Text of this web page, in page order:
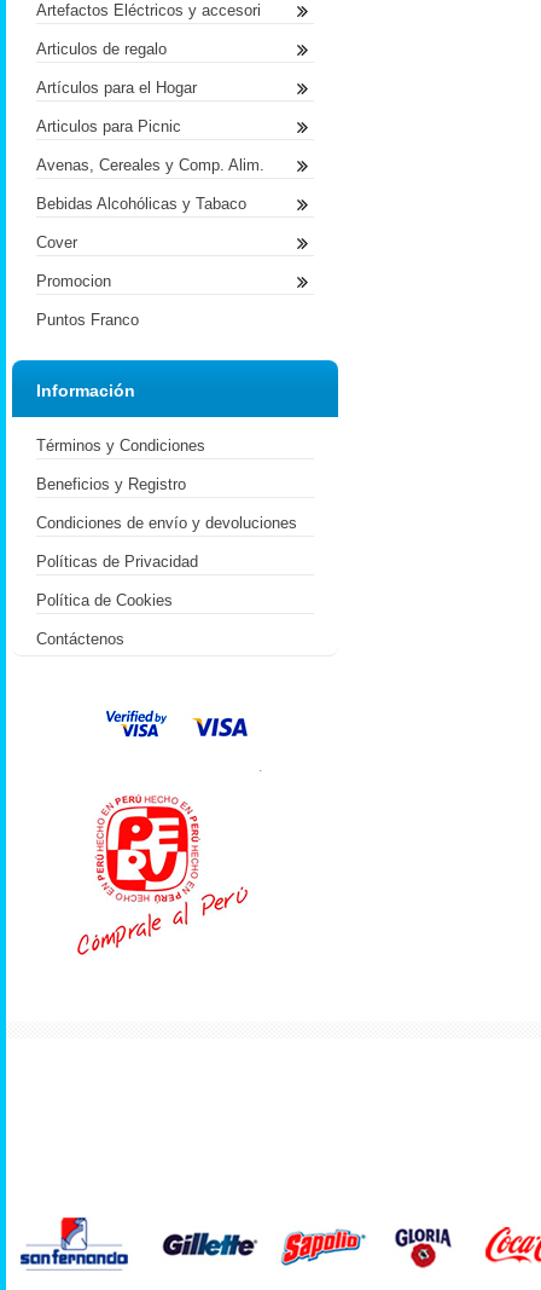
Artefactos Eléctricos y accesori
Articulos de regalo
Artículos para el Hogar
Articulos para Picnic
Avenas, Cereales y Comp. Alim.
Bebidas Alcohólicas y Tabaco
Cover
Promocion
Puntos Franco
Información
Términos y Condiciones
Beneficios y Registro
Condiciones de envío y devoluciones
Políticas de Privacidad
Política de Cookies
Contáctenos
.